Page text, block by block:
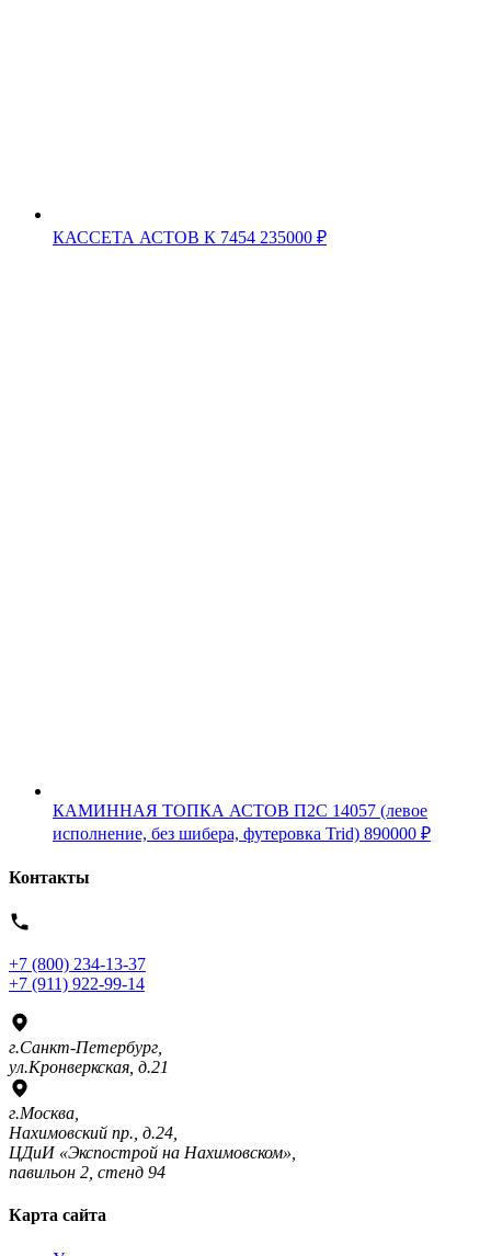
КАССЕТА АСТОВ К 7454 235000 ₽
КАМИННАЯ ТОПКА АСТОВ П2С 14057 (левое
исполнение, без шибера, футеровка Trid) 890000 ₽
Контакты
+7 (800) 234-13-37
+7 (911) 922-99-14
г.Санкт-Петербург,
ул.Кронверкская, д.21
г.Москва,
Нахимовский пр., д.24,
ЦДиИ «Экспострой на Нахимовском»,
павильон 2, стенд 94
Карта сайта